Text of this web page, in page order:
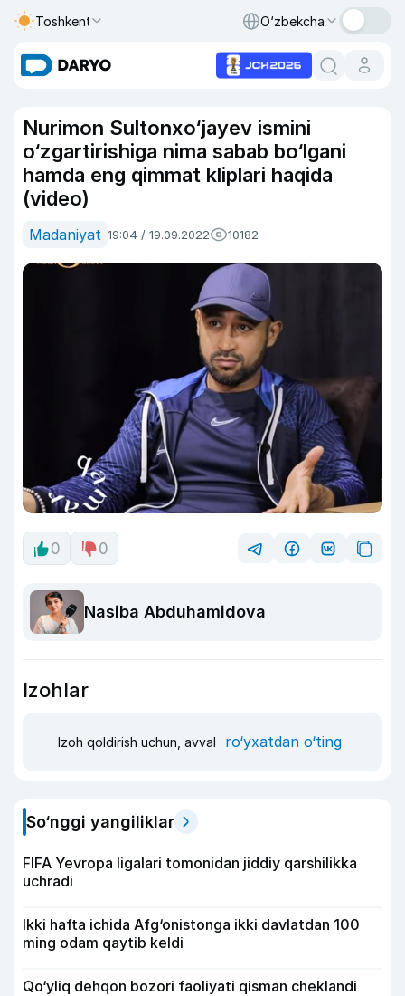
Toshkent O‘zbekcha
Nurimon Sultonxo‘jayev ismini
o‘zgartirishiga nima sabab bo‘lgani
hamda eng qimmat kliplari haqida
(video)
Madaniyat 19:04 / 19.09.2022 10182
0 0
Nasiba Abduhamidova
Izohlar
Izoh qoldirish uchun, avval ro‘yxatdan o‘ting
So‘nggi yangiliklar
FIFA Yevropa ligalari tomonidan jiddiy qarshilikka
uchradi
Ikki hafta ichida Afg‘onistonga ikki davlatdan 100
ming odam qaytib keldi
Qo‘yliq dehqon bozori faoliyati qisman cheklandi